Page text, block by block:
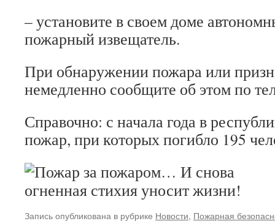
– установите в своем доме
пожарный извещатель.
При обнаружении пожара или
немедленно сообщите об этом по
Справочно: с начала года в
пожар, при которых погибло 195
Запись опубликована в рубрике Новости, Пожарная